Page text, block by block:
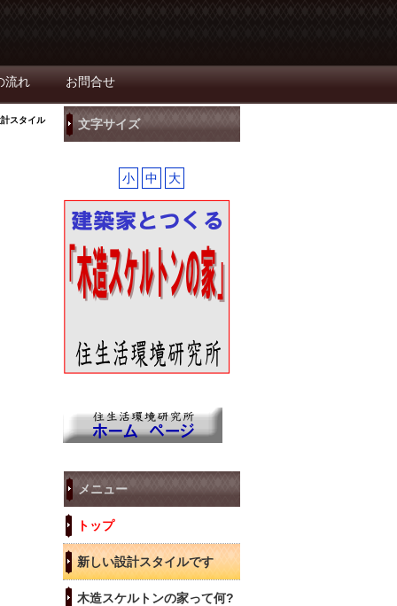
流れ お問合せ
スタイル 文字サイズ
小 中 大
メニュー
トップ
新しい設計スタイルです
木造スケルトンの家って何?